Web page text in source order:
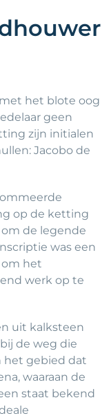
het blote oog
geen
zijn initialen
Jacobo de
op de ketting
de legende
was een
om het
werk op te
uit kalksteen
de weg die
het gebied dat
waaraan de
staat bekend